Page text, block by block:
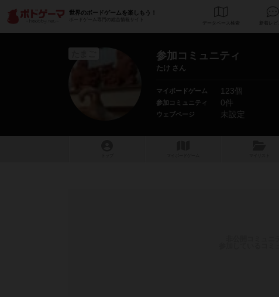
世界のボードゲームを楽しもう！
ボードゲーム専門の総合情報サイト
データベース
参加コミュニティ
たけ さん
マイボードゲーム 123個
参加コミュニティ 0件
ウェブページ 未設定